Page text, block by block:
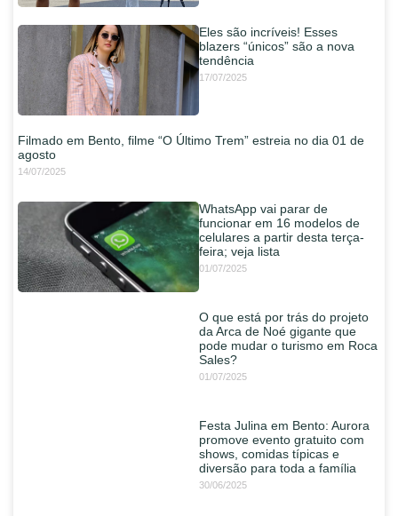
Eles são incríveis! Esses
blazers “únicos” são a nova
tendência
17/07/2025
Filmado em Bento, filme “O Último Trem” estreia no dia 01 de
agosto
14/07/2025
WhatsApp vai parar de
funcionar em 16 modelos de
celulares a partir desta terça-
feira; veja lista
01/07/2025
O que está por trás do projeto
da Arca de Noé gigante que
pode mudar o turismo em Roca
Sales?
01/07/2025
Festa Julina em Bento: Aurora
promove evento gratuito com
shows, comidas típicas e
diversão para toda a família
30/06/2025